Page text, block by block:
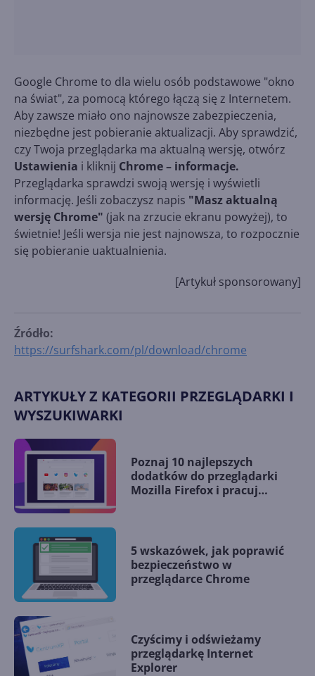
Google Chrome to dla wielu osób podstawowe "okno
na świat", za pomocą którego łączą się z Internetem.
Aby zawsze miało ono najnowsze zabezpieczenia,
niezbędne jest pobieranie aktualizacji. Aby sprawdzić,
czy Twoja przeglądarka ma aktualną wersję, otwórz
Ustawienia i kliknij Chrome – informacje.
Przeglądarka sprawdzi swoją wersję i wyświetli
informację. Jeśli zobaczysz napis "Masz aktualną
wersję Chrome" (jak na zrzucie ekranu powyżej), to
świetnie! Jeśli wersja nie jest najnowsza, to rozpocznie
się pobieranie uaktualnienia.
[Artykuł sponsorowany]
Źródło:
https://surfshark.com/pl/download/chrome
ARTYKUŁY Z KATEGORII PRZEGLĄDARKI I
WYSZUKIWARKI
Poznaj 10 najlepszych
dodatków do przeglądarki
Mozilla Firefox i pracuj
5 wskazówek, jak poprawić
bezpieczeństwo w
przeglądarce Chrome
Czyścimy i odświeżamy
przeglądarkę Internet
Explorer